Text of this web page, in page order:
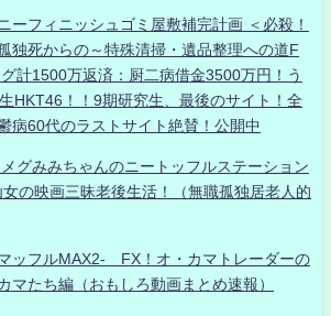
ーフィニッシュゴミ屋敷補完計画 ＜必殺！
独死からの～特殊清掃・遺品整理への道F
計1500万返済：厨二病借金3500万円！う
HKT46！！9期研究生、最後のサイト！全
病60代のラストサイト絶賛！公開中
グみみちゃんのニートッフルステーション
の映画三昧老後生活！（無職孤独居老人的
ッフルMAX2- FX！オ・カマトレーダーの
たち編（おもしろ動画まとめ速報）